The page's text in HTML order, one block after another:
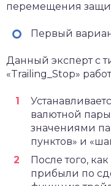
перемещения
Первый
Данный эксперт с
«Trailing_Stop»
валютной
значениями
пунктов» и
После того,
прибыли по